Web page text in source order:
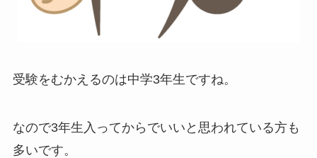
受験をむかえるのは中学3年生ですね。
なので3年生入ってからでいいと思われている方も
多いです。